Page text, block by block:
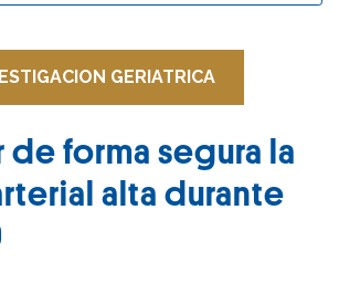
GERIATRICA
de forma segura la
alta durante